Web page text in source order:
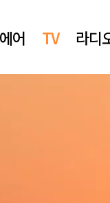
어 TV 라디